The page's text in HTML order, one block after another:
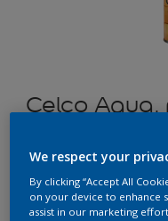
Celco
Lakas vidaus darbams
ZN.00.87
We respect your
By clicking “Accept All
on your device to enhance
assist in our marketing